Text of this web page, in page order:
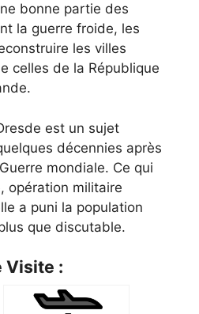
bonne partie des
la guerre froide, les
les villes
celles de la République
est un sujet
décennies après
mondiale. Ce qui
opération militaire
a puni la population
que discutable.
Visite :